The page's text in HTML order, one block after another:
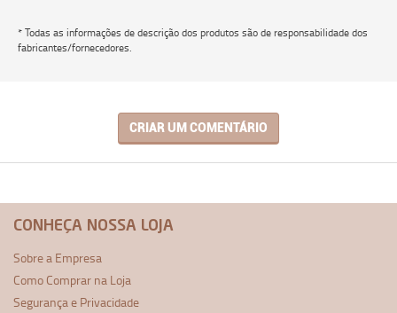
* Todas as informações de descrição dos produtos são de responsabilidade dos
fabricantes/fornecedores.
CRIAR UM COMENTÁRIO
CONHEÇA NOSSA LOJA
Sobre a Empresa
Como Comprar na Loja
Segurança e Privacidade